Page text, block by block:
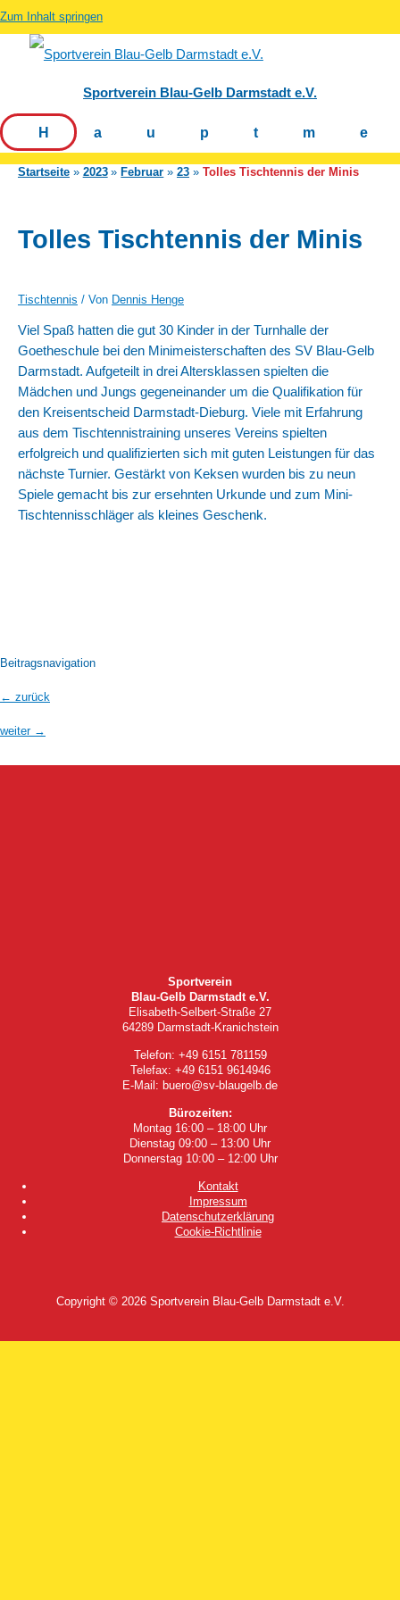
Zum Inhalt springen
Sportverein Blau-Gelb Darmstadt e.V.
Startseite 2023 Februar 23 Tolles Tischtennis der Minis
Tolles Tischtennis der Minis
Tischtennis / Von Dennis Henge
Viel Spaß hatten die gut 30 Kinder in der Turnhalle der
Goetheschule bei den Minimeisterschaften des SV Blau-Gelb
Darmstadt. Aufgeteilt in drei Altersklassen spielten die
Mädchen und Jungs gegeneinander um die Qualifikation für
den Kreisentscheid Darmstadt-Dieburg. Viele mit Erfahrung
aus dem Tischtennistraining unseres Vereins spielten
erfolgreich und qualifizierten sich mit guten Leistungen für das
nächste Turnier. Gestärkt von Keksen wurden bis zu neun
Spiele gemacht bis zur ersehnten Urkunde und zum Mini-
Tischtennisschläger als kleines Geschenk.
Beitragsnavigation
← zurück
weiter →
Sportverein
Blau-Gelb Darmstadt e.V.
Elisabeth-Selbert-Straße 27
64289 Darmstadt-Kranichstein
Telefon: +49 6151 781159
Telefax: +49 6151 9614946
E-Mail: buero@sv-blaugelb.de
Bürozeiten:
Montag 16:00 – 18:00 Uhr
Dienstag 09:00 – 13:00 Uhr
Donnerstag 10:00 – 12:00 Uhr
Kontakt
Impressum
Datenschutzerklärung
Cookie-Richtlinie
Copyright © 2026 Sportverein Blau-Gelb Darmstadt e.V.